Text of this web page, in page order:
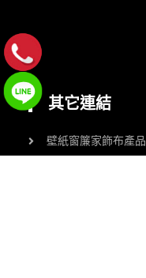
其它連結
壁紙窗簾家飾布產品